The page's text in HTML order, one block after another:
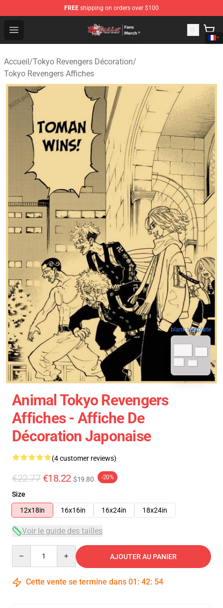
FREE shipping on orders over $100
Open menu
Tokyo Revengers Store - Official Tokyo Revengers
Accueil/Tokyo Revengers Décoration/
Tokyo Revengers Affiches
blank template
Animal Tokyo Revengers
Affiches - Affiche De
Décoration Japonaise
(4 customer reviews)
€22.77 €18.22 $19.80 -20%
Size
12x18in
16x16in 16x24in 18x24in
Voir le guide des tailles
AJOUTER AU PANIER
Cette vente se termine dans 01 : 42: 54